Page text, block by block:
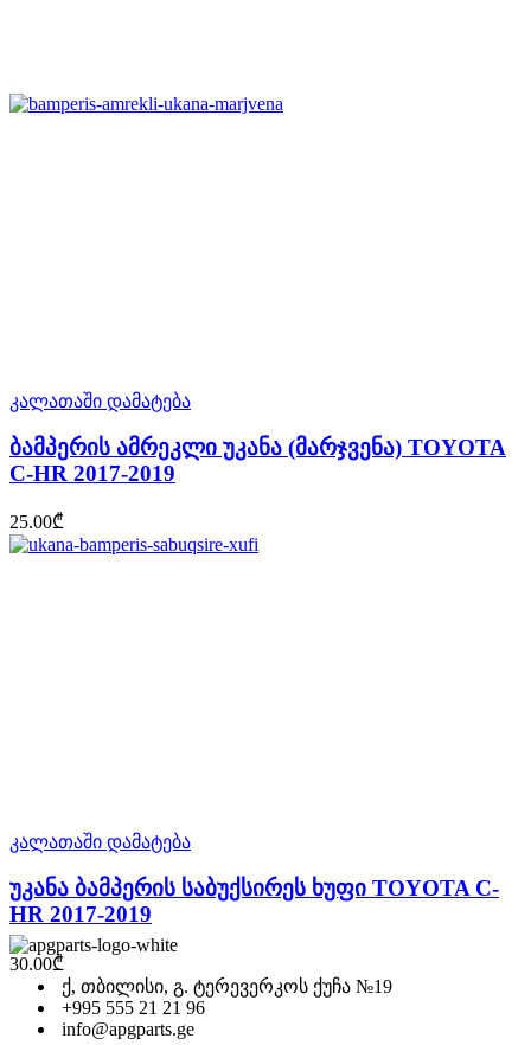
კალათაში დამატება
ბამპერის ამრეკლი უკანა (მარჯვენა) TOYOTA
C-HR 2017-2019
25.00₾
კალათაში დამატება
უკანა ბამპერის საბუქსირეს ხუფი TOYOTA C-
HR 2017-2019
30.00₾
ქ, თბილისი, გ. ტერევერკოს ქუჩა №19
+995 555 21 21 96
info@apgparts.ge